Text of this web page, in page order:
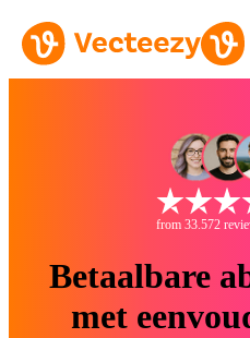
from 33.572
Betaalbare
met